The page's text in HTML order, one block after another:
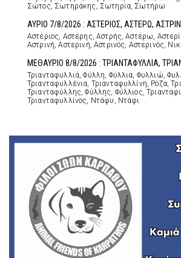
Σώτος, Σωτηράκης, Σωτηρία, Σωτήρω
ΑΥΡΙΟ 7/8/2026 : ΑΣΤΕΡΙΟΣ, ΑΣΤΕΡΩ,
Αστέριος, Αστέρης, Αστρής, Αστέρω,
Αστρινή, Αστερινή, Αστρινός, Αστερινός,
ΜΕΘΑΥΡΙΟ 8/8/2026 : ΤΡΙΑΝΤΑΦΥΛΛΙΑ,
Τριανταφυλλιά, Φύλλη, Φύλλια, Φυλλιώ,
Τριανταφυλλένια, Τριανταφυλλίνη, Ρόζα,
Τριανταφύλλης, Φύλλης, Φύλλιος,
Τριανταφυλλίνος, Ντάφυ, Ντάφι